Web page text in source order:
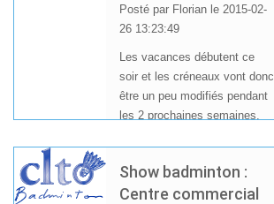
Posté par Florian le 2015-02-
26 13:23:49
Les vacances débutent ce
soir et les créneaux vont donc
être un peu modifiés pendant
les 2 prochaines semaines.
Show badminton :
Centre commercial